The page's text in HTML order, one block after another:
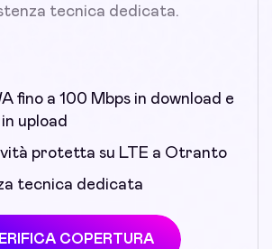
tecnica dedicata.
fino a 100 Mbps in download e
upload
protetta su LTE a Otranto
tecnica dedicata
COPERTURA